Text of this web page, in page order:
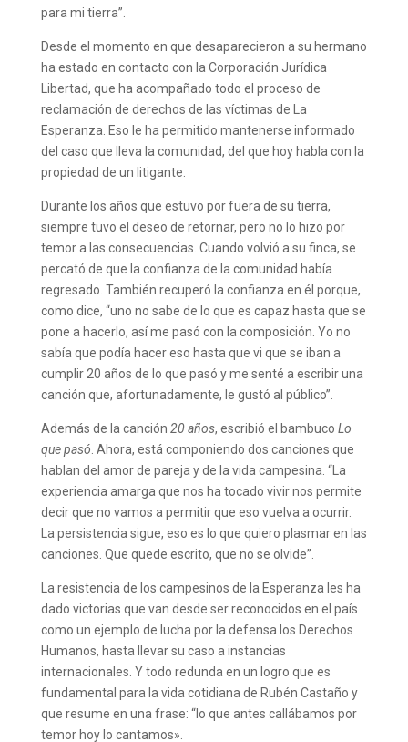
para mi tierra”.
Desde el momento en que desaparecieron a su hermano
ha estado en contacto con la Corporación Jurídica
Libertad, que ha acompañado todo el proceso de
reclamación de derechos de las víctimas de La
Esperanza. Eso le ha permitido mantenerse informado
del caso que lleva la comunidad, del que hoy habla con la
propiedad de un litigante.
Durante los años que estuvo por fuera de su tierra,
siempre tuvo el deseo de retornar, pero no lo hizo por
temor a las consecuencias. Cuando volvió a su finca, se
percató de que la confianza de la comunidad había
regresado. También recuperó la confianza en él porque,
como dice, “uno no sabe de lo que es capaz hasta que se
pone a hacerlo, así me pasó con la composición. Yo no
sabía que podía hacer eso hasta que vi que se iban a
cumplir 20 años de lo que pasó y me senté a escribir una
canción que, afortunadamente, le gustó al público”.
Además de la canción 20 años, escribió el bambuco Lo
que pasó . Ahora, está componiendo dos canciones que
hablan del amor de pareja y de la vida campesina. “La
experiencia amarga que nos ha tocado vivir nos permite
decir que no vamos a permitir que eso vuelva a ocurrir.
La persistencia sigue, eso es lo que quiero plasmar en las
canciones. Que quede escrito, que no se olvide”.
La resistencia de los campesinos de la Esperanza les ha
dado victorias que van desde ser reconocidos en el país
como un ejemplo de lucha por la defensa los Derechos
Humanos, hasta llevar su caso a instancias
internacionales. Y todo redunda en un logro que es
fundamental para la vida cotidiana de Rubén Castaño y
que resume en una frase: “lo que antes callábamos por
temor hoy lo cantamos».